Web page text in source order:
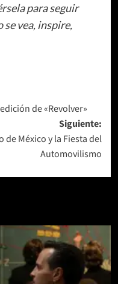
para seguir
se vea, inspire,
de «Revolver»
Siguiente:
de México y la Fiesta del
Automovilismo